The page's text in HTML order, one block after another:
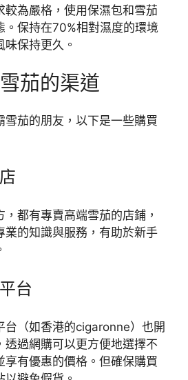
較為嚴格，使用保濕包和雪茄
。保持在70%相對濕度的環境
保持更久。
茄的渠道
雪茄的朋友，以下是一些購買
都有專賣高端雪茄的店鋪，
業的知識與服務，有助於新手
台
台（如香港的cigaronne）也開
透過網購可以更方便地選擇不
享有優惠的價格。但確保購買